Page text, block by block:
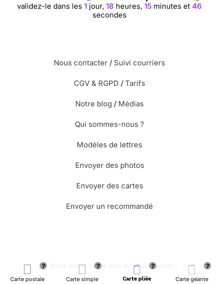
Carte postale Carte simple Carte pliée Carte géante
validez-le dans les 1 jour, 18 heures, 15 minutes et 46
secondes
Nous contacter / Suivi courriers
CGV & RGPD / Tarifs
Notre blog / Médias
Qui sommes-nous ?
Modèles de lettres
Envoyer des photos
Envoyer des cartes
Envoyer un recommandé
🌳 Nous avons planté plus de 13.000 arbres !